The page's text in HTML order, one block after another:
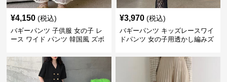
¥4,150 (税込)
バギーパンツ 子供服 女の子 レ
ース ワイド パンツ 韓国風 ズボ
¥3,970 (税込)
バギーパンツ キッズレースワイ
ドパンツ 女の子用透かし編みズ